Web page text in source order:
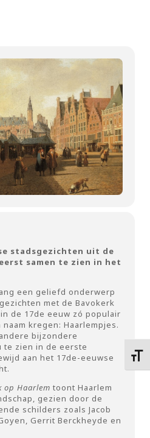
stadsgezichten uit de
samen te zien in het
een geliefd onderwerp
met de Bavokerk
de 17de eeuw zó populair
kregen: Haarlempjes.
bijzondere
te zien in de eerste
aan het 17de-eeuwse
op Haarlem toont Haarlem
gezien door de
schilders zoals Jacob
Gerrit Berckheyde en